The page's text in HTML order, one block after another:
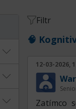
Filtr
🧠
12-03-2026,
Zatímco